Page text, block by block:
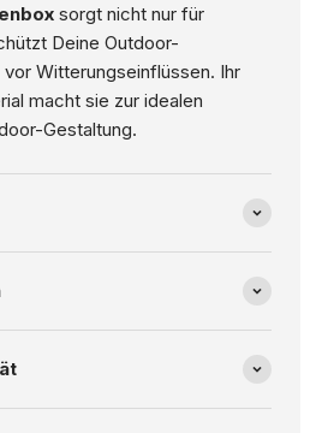
sorgt nicht nur für
Deine Outdoor-
Witterungseinflüssen. Ihr
macht sie zur idealen
Gestaltung.